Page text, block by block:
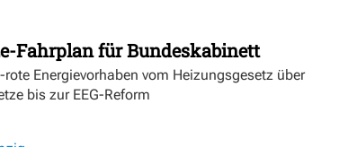
Fahrplan für Bundeskabinett
Energievorhaben vom Heizungsgesetz über
bis zur EEG-Reform